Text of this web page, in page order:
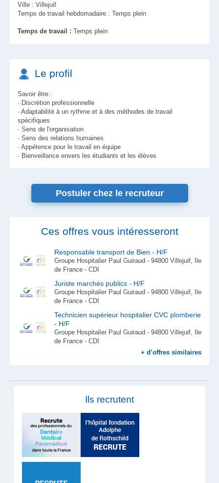
Ville : Villejuif
Temps de travail hebdomadaire : Temps plein
Temps de travail : Temps plein
Le profil
Savoir être :
· Discrétion professionnelle
· Adaptabilité à un rythme et à des méthodes de travail
spécifiques
· Sens de l'organisation
· Sens des relations humaines
· Appétence pour le travail en équipe
· Bienveillance envers les étudiants et les élèves
Postuler chez le recruteur
Ces offres vous intéresseront
Responsable transport de Bien - H/F
Groupe Hospitalier Paul Guiraud - 94800 Villejuif, Ile
de France - CDI
Juriste marchés publics - H/F
Groupe Hospitalier Paul Guiraud - 94800 Villejuif, Ile
de France - CDI
Technicien supérieur hospitalier CVC plomberie
- H/F
Groupe Hospitalier Paul Guiraud - 94800 Villejuif, Ile
de France - CDI
+ d’offres similaires
Ils recrutent